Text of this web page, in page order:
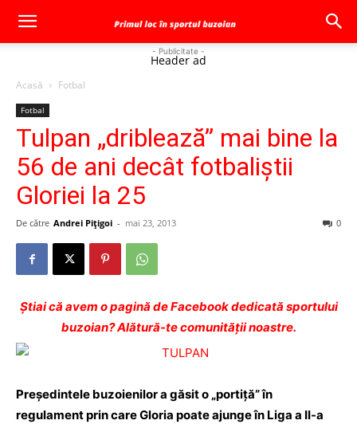
- Publicitate -
Header ad
Acasă Fotbal
Fotbal
Tulpan „driblează” mai bine la
56 de ani decât fotbaliştii
Gloriei la 25
De către Andrei Pițigoi - mai 23, 2013 0
Ştiai că avem o pagină de Facebook dedicată sportului
buzoian? Alătură-te comunității noastre.
Preşedintele buzoienilor a găsit o „portiţă” în
regulament prin care Gloria poate ajunge în Liga a II-a